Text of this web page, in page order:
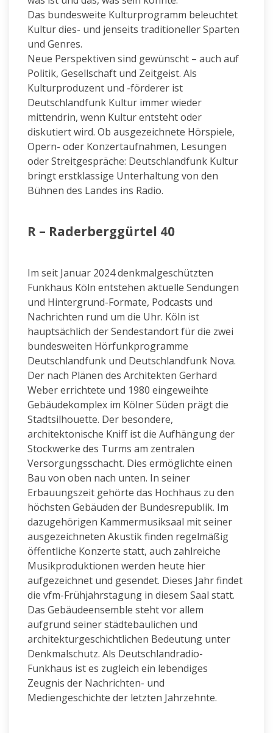
Das bundesweite Kulturprogramm beleuchtet
Kultur dies- und jenseits traditioneller Sparten
und Genres.
Neue Perspektiven sind gewünscht – auch auf
Politik, Gesellschaft und Zeitgeist. Als
Kulturproduzent und -förderer ist
Deutschlandfunk Kultur immer wieder
mittendrin, wenn Kultur entsteht oder
diskutiert wird. Ob ausgezeichnete Hörspiele,
Opern- oder Konzertaufnahmen, Lesungen
oder Streitgespräche: Deutschlandfunk Kultur
bringt erstklassige Unterhaltung von den
Bühnen des Landes ins Radio.
R – Raderberggürtel 40
Im seit Januar 2024 denkmalgeschützten
Funkhaus Köln entstehen aktuelle Sendungen
und Hintergrund-Formate, Podcasts und
Nachrichten rund um die Uhr. Köln ist
hauptsächlich der Sendestandort für die zwei
bundesweiten Hörfunkprogramme
Deutschlandfunk und Deutschlandfunk Nova.
Der nach Plänen des Architekten Gerhard
Weber errichtete und 1980 eingeweihte
Gebäudekomplex im Kölner Süden prägt die
Stadtsilhouette. Der besondere,
architektonische Kniff ist die Aufhängung der
Stockwerke des Turms am zentralen
Versorgungsschacht. Dies ermöglichte einen
Bau von oben nach unten. In seiner
Erbauungszeit gehörte das Hochhaus zu den
höchsten Gebäuden der Bundesrepublik. Im
dazugehörigen Kammermusiksaal mit seiner
ausgezeichneten Akustik finden regelmäßig
öffentliche Konzerte statt, auch zahlreiche
Musikproduktionen werden heute hier
aufgezeichnet und gesendet. Dieses Jahr findet
die vfm-Frühjahrstagung in diesem Saal statt.
Das Gebäudeensemble steht vor allem
aufgrund seiner städtebaulichen und
architekturgeschichtlichen Bedeutung unter
Denkmalschutz. Als Deutschlandradio-
Funkhaus ist es zugleich ein lebendiges
Zeugnis der Nachrichten- und
Mediengeschichte der letzten Jahrzehnte.